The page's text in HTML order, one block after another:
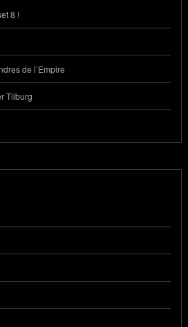
8 !
de l’Empire
Tilburg